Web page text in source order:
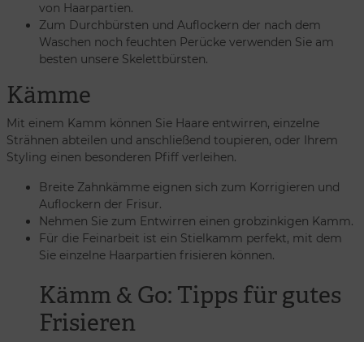
von Haarpartien.
Zum Durchbürsten und Auflockern der nach dem
Waschen noch feuchten Perücke verwenden Sie am
besten unsere Skelettbürsten.
Kämme
Mit einem Kamm können Sie Haare entwirren, einzelne
Strähnen abteilen und anschließend toupieren, oder Ihrem
Styling einen besonderen Pfiff verleihen.
Breite Zahnkämme eignen sich zum Korrigieren und
Auflockern der Frisur.
Nehmen Sie zum Entwirren einen grobzinkigen Kamm.
Für die Feinarbeit ist ein Stielkamm perfekt, mit dem
Sie einzelne Haarpartien frisieren können.
Kämm & Go: Tipps für gutes
Frisieren